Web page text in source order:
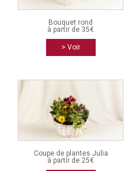
Bouquet rond
à partir de 35€
> Voir
Coupe de plantes Julia
à partir de 25€